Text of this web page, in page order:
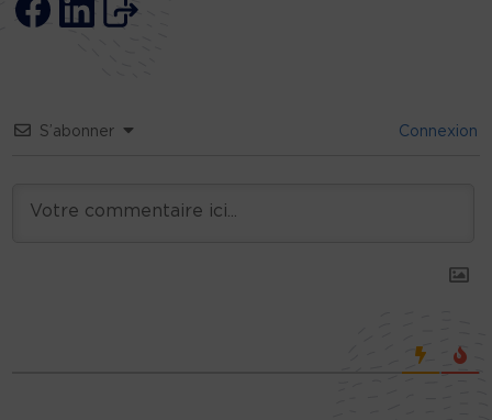
S’abonner Connexion